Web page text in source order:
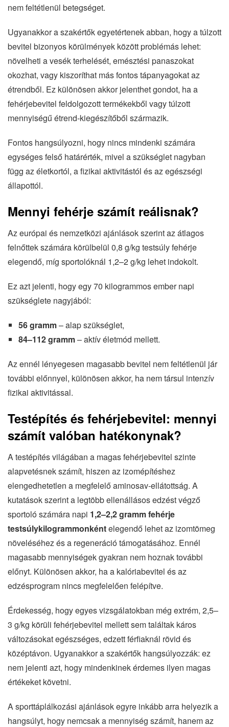
nem feltétlenül betegséget.
Ugyanakkor a szakértők egyetértenek abban, hogy a túlzott
bevitel bizonyos körülmények között problémás lehet:
növelheti a vesék terhelését, emésztési panaszokat
okozhat, vagy kiszoríthat más fontos tápanyagokat az
étrendből. Ez különösen akkor jelenthet gondot, ha a
fehérjebevitel feldolgozott termékekből vagy túlzott
mennyiségű étrend-kiegészítőből származik.
Fontos hangsúlyozni, hogy nincs mindenki számára
egységes felső határérték, mivel a szükséglet nagyban
függ az életkortól, a fizikai aktivitástól és az egészségi
állapottól.
Mennyi fehérje számít reálisnak?
Az európai és nemzetközi ajánlások szerint az átlagos
felnőttek számára körülbelül 0,8 g/kg testsúly fehérje
elegendő, míg sportolóknál 1,2–2 g/kg lehet indokolt.
Ez azt jelenti, hogy egy 70 kilogrammos ember napi
szükséglete nagyjából:
56 gramm– alap szükséglet,
84–112 gramm– aktív életmód mellett.
Az ennél lényegesen magasabb bevitel nem feltétlenül jár
további előnnyel, különösen akkor, ha nem társul intenzív
fizikai aktivitással.
Testépítés és fehérjebevitel: mennyi
számít valóban hatékonynak?
A testépítés világában a magas fehérjebevitel szinte
alapvetésnek számít, hiszen az izomépítéshez
elengedhetetlen a megfelelő aminosav-ellátottság. A
kutatások szerint a legtöbb ellenállásos edzést végző
sportoló számára napi 1,2–2,2 gramm fehérje
testsúlykilogrammonkéntelegendő lehet az izomtömeg
növeléséhez és a regeneráció támogatásához. Ennél
magasabb mennyiségek gyakran nem hoznak további
előnyt. Különösen akkor, ha a kalóriabevitel és az
edzésprogram nincs megfelelően felépítve.
Érdekesség, hogy egyes vizsgálatokban még extrém, 2,5–
3 g/kg körüli fehérjebevitel mellett sem találtak káros
változásokat egészséges, edzett férfiaknál rövid és
középtávon. Ugyanakkor a szakértők hangsúlyozzák: ez
nem jelenti azt, hogy mindenkinek érdemes ilyen magas
értékeket követni.
A sporttáplálkozási ajánlások egyre inkább arra helyezik a
hangsúlyt, hogy nemcsak a mennyiség számít, hanem az